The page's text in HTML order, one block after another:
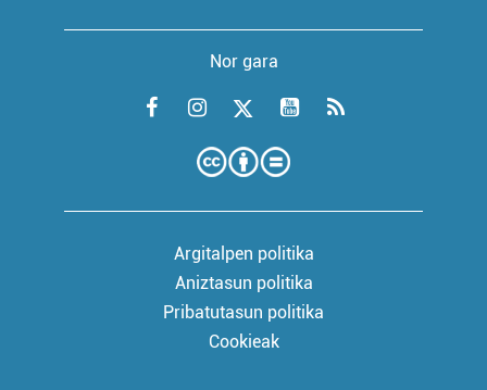
Nor gara
Argitalpen politika
Aniztasun politika
Pribatutasun politika
Cookieak